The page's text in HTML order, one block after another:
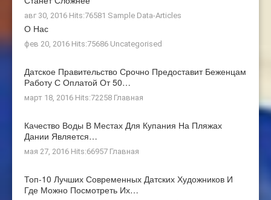
авг 30, 2016 Hits:76581 Sample Data-Articles
О Нас
фев 20, 2016 Hits:75686 Uncategorised
Датское Правительство Срочно Предоставит Беженцам
Работу С Оплатой От 50…
март 18, 2016 Hits:72258 Главная
Качество Воды В Местах Для Купания На Пляжах
Дании Является…
мая 27, 2016 Hits:66957 Главная
Топ-10 Лучших Современных Датских Художников И
Где Можно Посмотреть Их…